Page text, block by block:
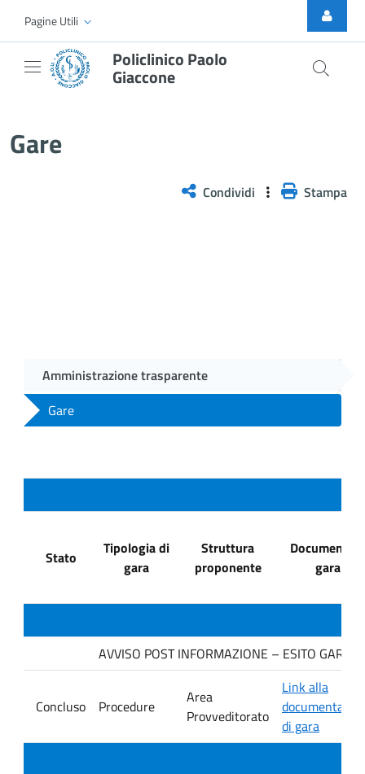
Skip to Main Content
Pagine Utili
Policlinico Paolo
Giaccone
Gare
Condividi Stampa
Amministrazione trasparente
Gare
Stato
Tipologia di
gara
Struttura
proponente
Documenti di
gara
AVVISO POST INFORMAZIONE – ESITO
Concluso Procedure
Area
Provveditorato
Link alla
di gara